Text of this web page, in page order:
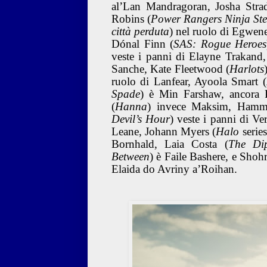
al’Lan Mandragoran, Josha
Robins (Power Rangers Ninja
città perduta) nel ruolo di
Dónal Finn (SAS: Rogue Heroes
veste i panni di Elayne
Sanche, Kate Fleetwood (Harlots
ruolo di Lanfear, Ayoola Smart (
Spade) è Min Farshaw, ancora
(Hanna) invece Maksim,
Devil’s Hour) veste i panni di
Leane, Johann Myers (Halo
Bornhald, Laia Costa (The
Between) è Faile Bashere, e
Elaida do Avriny a’Roihan.